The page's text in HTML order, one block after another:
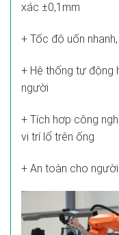
xác ±0,1mm
+ Tốc độ uốn
+ Hệ thống tự động
người
+ Tích hơp công
vị trí lổ trên ống
+ An toàn cho